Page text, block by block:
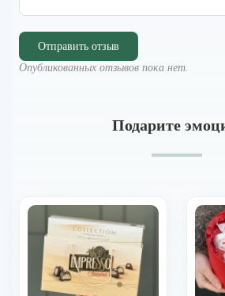
Отправить отзыв
Опубликованных отзывов пока нет.
Подарите